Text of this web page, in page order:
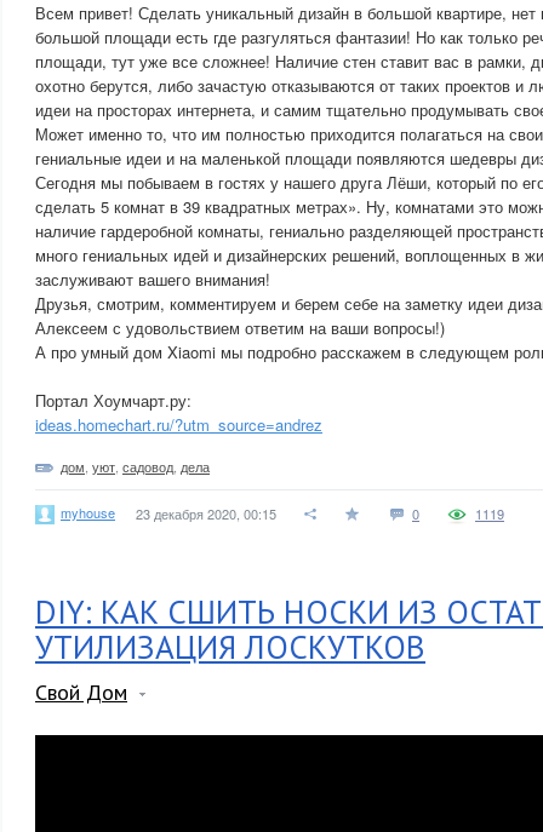
Всем привет! Сделать уникальный дизайн в большой квартире, нет
большой площади есть где разгуляться фантазии! Но как только
площади, тут уже все сложнее! Наличие стен ставит вас в рамки,
охотно берутся, либо зачастую отказываются от таких проектов и
идеи на просторах интернета, и самим тщательно продумывать
Может именно то, что им полностью приходится полагаться на
гениальные идеи и на маленькой площади появляются шедевры
Сегодня мы побываем в гостях у нашего друга Лёши, который по
сделать 5 комнат в 39 квадратных метрах». Ну, комнатами это
наличие гардеробной комнаты, гениально разделяющей
много гениальных идей и дизайнерских решений, воплощенных в
заслуживают вашего внимания!
Друзья, смотрим, комментируем и берем себе на заметку идеи
Алексеем с удовольствием ответим на ваши вопросы!)
А про умный дом Xiaomi мы подробно расскажем в следующем
Портал Хоумчарт.ру:
ideas.homechart.ru/?utm_source=andrez
дом уют садовод дела
myhouse 23 декабря 2020, 00:15 0 1119
DIY: КАК СШИТЬ НОСКИ ИЗ
УТИЛИЗАЦИЯ ЛОСКУТКОВ
Свой Дом